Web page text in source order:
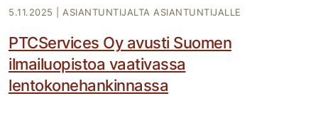
5.11.2025 ASIANTUNTIJALTA ASIANTUNTIJALLE
PTCServices Oy avusti Suomen
ilmailuopistoa vaativassa
lentokonehankinnassa